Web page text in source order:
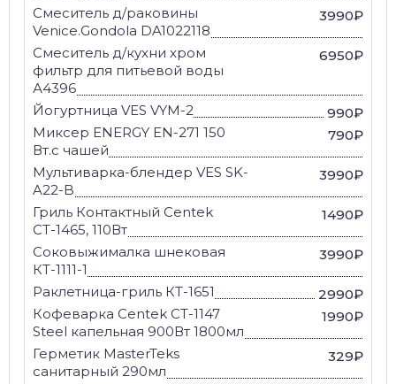
Смеситель д/раковины
Venice.Gondola DA1022118
3990₽
Смеситель д/кухни хром
фильтр для питьевой воды
А4396
6950₽
Йогуртница VES VYM-2
990₽
Миксер ENERGY EN-271 150
Вт.с чашей
790₽
Мультиварка-блендер VES SK-
A22-B
3990₽
Гриль Контактный Centek
СТ-1465, 110Вт
1490₽
Соковыжималка шнековая
КТ-1111-1
3990₽
Раклетница-гриль КТ-1651
2990₽
Кофеварка Centek CT-1147
Steel капельная 900Вт 1800мл
1990₽
Герметик MasterTeks
санитарный 290мл
329₽